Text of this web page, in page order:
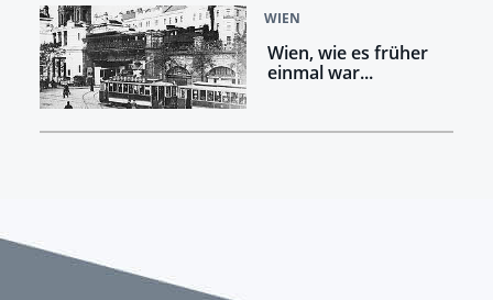
WIEN
Wien, wie es früher
einmal war...